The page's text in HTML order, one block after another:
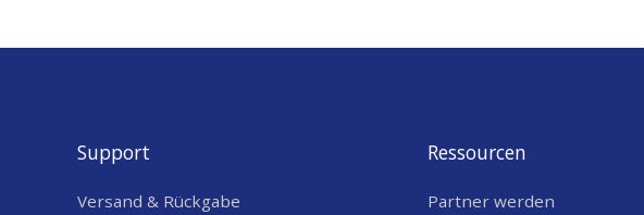
Support
Versand & Rückgabe
Ressourcen
Partner werden